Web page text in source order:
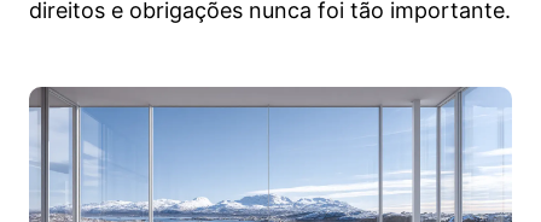
direitos e obrigações nunca foi tão importante.